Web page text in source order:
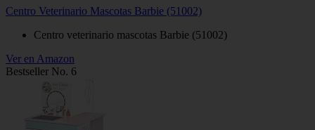
Centro Veterinario Mascotas Barbie (51002)
Centro veterinario mascotas Barbie (51002)
Ver en Amazon
Bestseller No. 6